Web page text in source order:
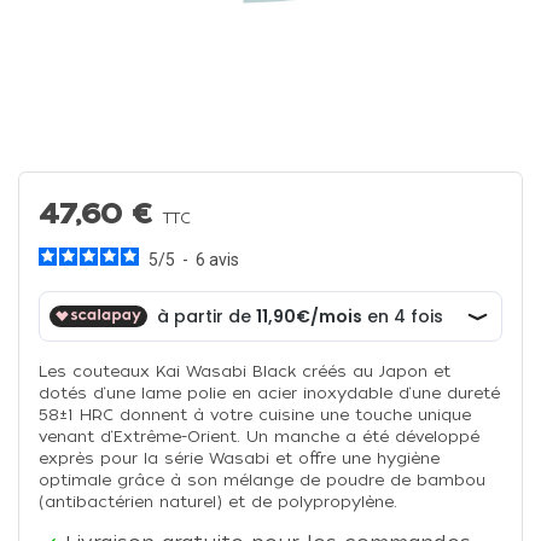
47,60 €TTC
5/5 - 6 avis
Les couteaux Kai Wasabi Black créés au Japon et
dotés d‘une lame polie en acier inoxydable d‘une dureté
58±1 HRC donnent à votre cuisine une touche unique
venant d‘Extrême-Orient. Un manche a été développé
exprès pour la série Wasabi et offre une hygiène
optimale grâce à son mélange de poudre de bambou
(antibactérien naturel) et de polypropylène.